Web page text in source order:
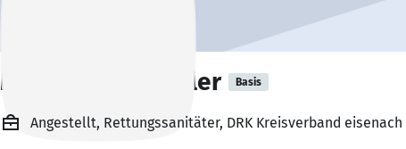
Maximilian Keppler Basis
Angestellt, Rettungssanitäter, DRK Kreisverband eisenach